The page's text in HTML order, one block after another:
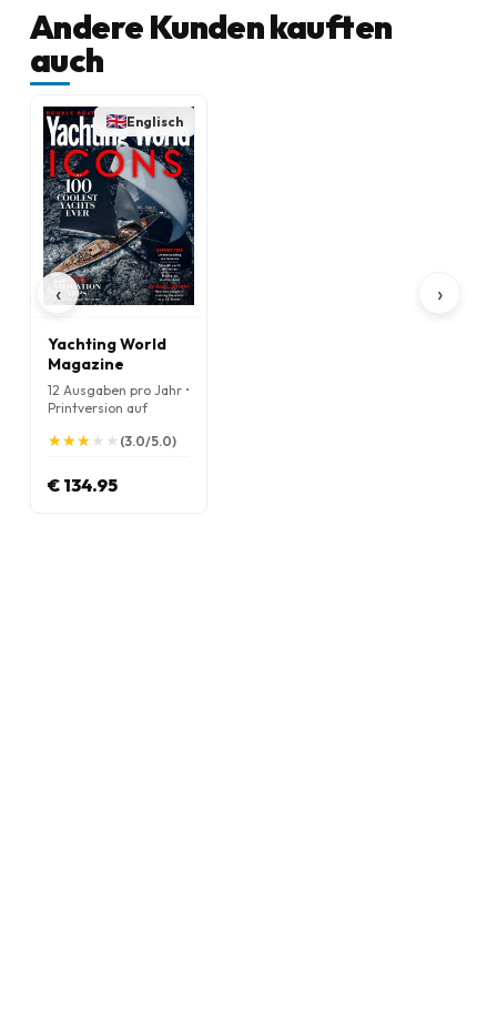
Andere Kunden kauften
auch
‹
Englisch
Yachting World
Magazine
12 Ausgaben pro Jahr •
Printversion auf
★
★★
★★
★★
★ ★
★ (3.0/5.0)
€ 134.95
›